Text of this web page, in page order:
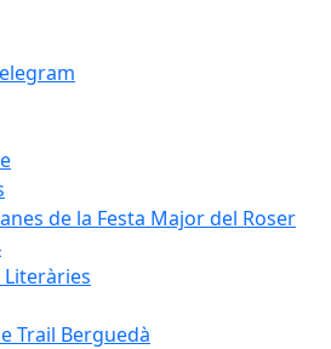
de la Festa Major del Roser
Literàries
Trail Berguedà